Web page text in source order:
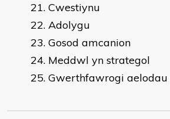
Cwestiynu
Adolygu
Gosod amcanion
Meddwl yn strategol
Gwerthfawrogi